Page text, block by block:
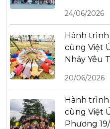
24/06/2026
Hành
cùng Việt
Nhảy Yêu
20/06/2026
Hành
cùng Việt
Phương